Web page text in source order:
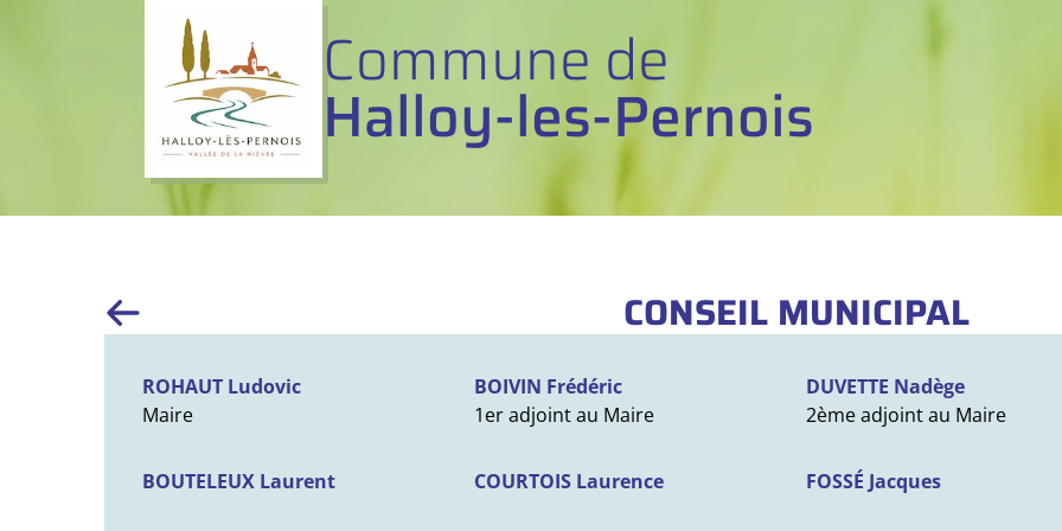
Commune de
Halloy-les-Pernois
CONSEIL MUNICIPAL
ROHAUT Ludovic
Maire
BOIVIN Frédéric
1er adjoint au Maire
DUVETTE Nadège
2ème adjoint au Maire
BOUTELEUX Laurent COURTOIS Laurence FOSSÉ Jacques